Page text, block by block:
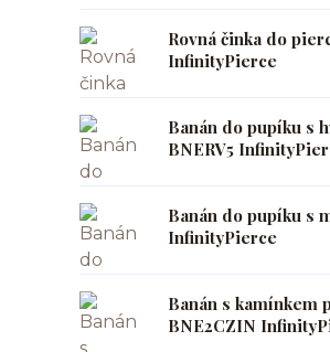
Rovná činka do
InfinityPierce
Banán do pupíku s
BNERV5
Banán do pupíku s
InfinityPierce
Banán s kamínkem
BNE2CZIN